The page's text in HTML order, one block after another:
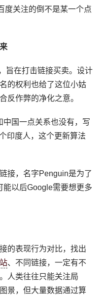
度关注的倒不是某一个点
旨在打击链接买卖。设计
的权利也给了这位小姑
反作弊的净化之意。
国一点关系也没有，写
印度人，这个更新算法
接，名字Penguin是为了
以后Google需要想更多
的表现行为对比，找出
、不同链接，一定有不
人类往往只能关注局
景，但大量数据通过算